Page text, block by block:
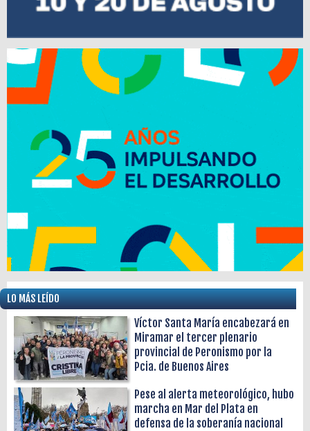
LO MÁS LEÍDO
Víctor Santa María encabezará en
Miramar el tercer plenario
provincial de Peronismo por la
Pcia. de Buenos Aires
Pese al alerta meteorológico, hubo
marcha en Mar del Plata en
defensa de la soberanía nacional